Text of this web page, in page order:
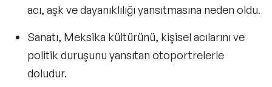
acı, aşk ve dayanıklılığı yansıtmasına neden oldu.
Sanatı, Meksika kültürünü, kişisel acılarını ve
politik duruşunu yansıtan otoportrelerle
doludur.